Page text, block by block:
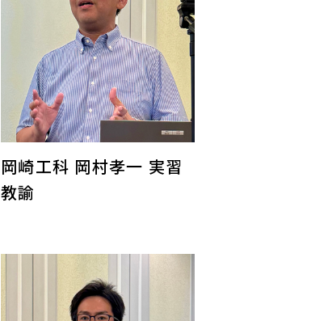
岡崎工科 岡村孝一 実習
教諭